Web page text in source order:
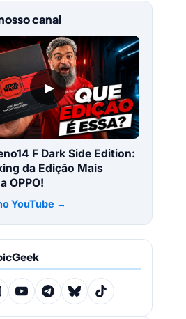
canal
▶
F Dark Side Edition:
da Edição Mais
OPPO!
YouTube →